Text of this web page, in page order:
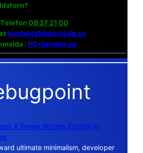
Telefon 08 37 21 00
kontakt@datorhjalp.se
:PC-Service.se
X Server Written Entirely in
ultimate minimalism, developer